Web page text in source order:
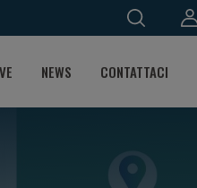
NEWS CONTATTACI